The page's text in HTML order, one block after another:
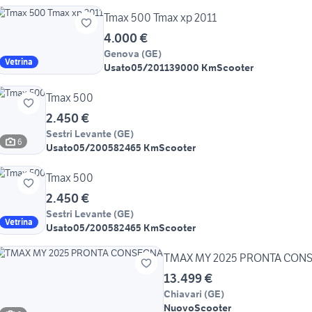
Vetrina
Tmax 500 Tmax xp 2011
4.000 €
Genova (GE)
Usato05/201139000 KmScooter
6
Tmax 500
2.450 €
Sestri Levante (GE)
Usato05/200582465 KmScooter
Vetrina
Tmax 500
2.450 €
Sestri Levante (GE)
Usato05/200582465 KmScooter
TMAX MY 2025 PRONTA
13.499 €
Chiavari (GE)
NuovoScooter